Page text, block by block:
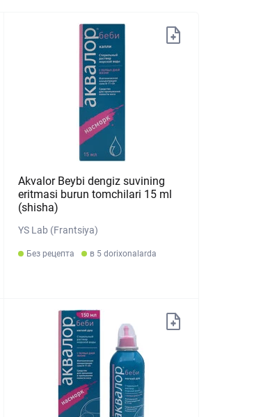
Akvalor Beybi dengiz suvining
eritmasi burun tomchilari 15 ml
(shisha)
YS Lab (Frantsiya)
Без рецепта в 5 dorixonalarda